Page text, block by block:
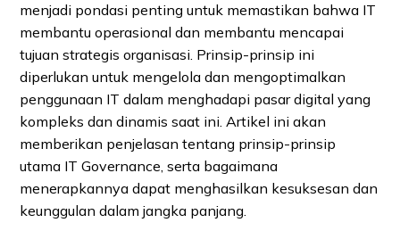
menjadi pondasi penting untuk memastikan bahwa IT
membantu operasional dan membantu mencapai
tujuan strategis organisasi. Prinsip-prinsip ini
diperlukan untuk mengelola dan mengoptimalkan
penggunaan IT dalam menghadapi pasar digital yang
kompleks dan dinamis saat ini. Artikel ini akan
memberikan penjelasan tentang prinsip-prinsip
utama IT Governance, serta bagaimana
menerapkannya dapat menghasilkan kesuksesan dan
keunggulan dalam jangka panjang.